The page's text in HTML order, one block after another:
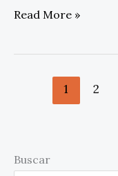
Read More »
1 2
Buscar